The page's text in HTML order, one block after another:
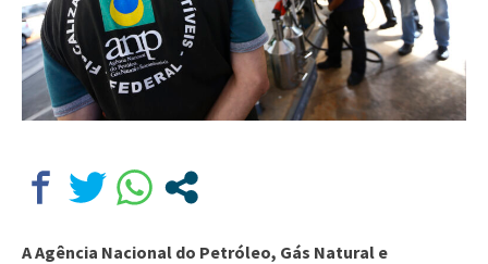
A Agência Nacional do Petróleo, Gás Natural e